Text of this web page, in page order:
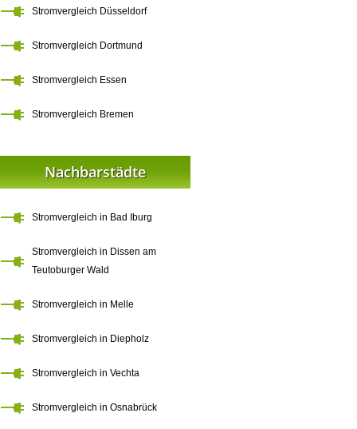
Stromvergleich Düsseldorf
Stromvergleich Dortmund
Stromvergleich Essen
Stromvergleich Bremen
Nachbarstädte
Stromvergleich in Bad Iburg
Stromvergleich in Dissen am
Teutoburger Wald
Stromvergleich in Melle
Stromvergleich in Diepholz
Stromvergleich in Vechta
Stromvergleich in Osnabrück